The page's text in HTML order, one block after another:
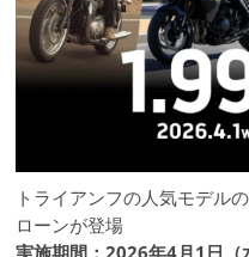
トライアンフの人気モデル
ローンが登場